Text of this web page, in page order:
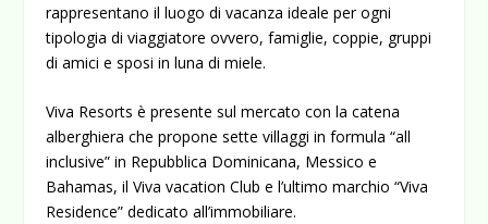
rappresentano il luogo di vacanza ideale per ogni
tipologia di viaggiatore ovvero, famiglie, coppie, gruppi
di amici e sposi in luna di miele.
Viva Resorts è presente sul mercato con la catena
alberghiera che propone sette villaggi in formula “all
inclusive” in Repubblica Dominicana, Messico e
Bahamas, il Viva vacation Club e l’ultimo marchio “Viva
Residence” dedicato all’immobiliare.